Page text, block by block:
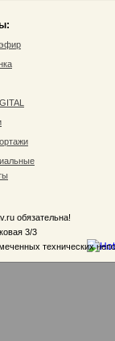
обязательна!
3/3
технических